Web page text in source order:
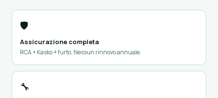
🛡️
Assicurazione completa
RCA + Kasko + furto. Nessun rinnovo annuale.
🔧